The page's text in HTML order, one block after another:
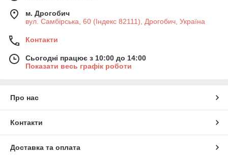
м. Дрогобич
вул. Самбірська, 60 (Індекс 82111), Дрогобич, Україна
Контакти
Сьогодні працює з 10:00 до 14:00
Показати весь графік роботи
Про нас
Контакти
Доставка та оплата